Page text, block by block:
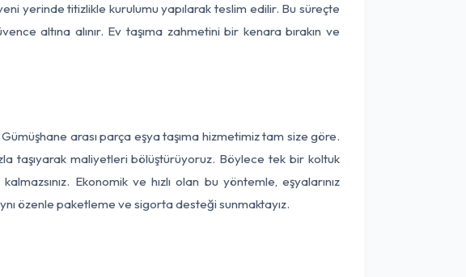
yerinde titizlikle kurulumu yapılarak teslim edilir. Bu süreçte
altına alınır. Ev taşıma zahmetini bir kenara bırakın ve
arası parça eşya taşıma hizmetimiz tam size göre.
taşıyarak maliyetleri bölüştürüyoruz. Böylece tek bir koltuk
Ekonomik ve hızlı olan bu yöntemle, eşyalarınız
özenle paketleme ve sigorta desteği sunmaktayız.